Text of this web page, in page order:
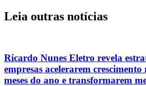
Leia outras notícias
Ricardo Nunes Eletro revela
empresas acelerarem
meses do ano e transformarem